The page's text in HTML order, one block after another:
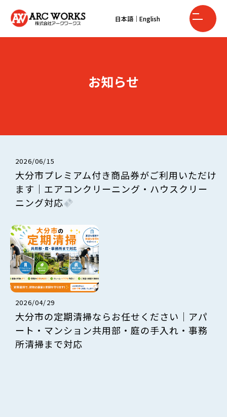
日本語 ｜ English
お知らせ
2026/06/15
大分市プレミアム付き商品券がご利用いただけ
ます｜エアコンクリーニング・ハウスクリー
ニング対応
2026/04/29
大分市の定期清掃ならお任せください｜アパ
ート・マンション共用部・庭の手入れ・事務
所清掃まで対応